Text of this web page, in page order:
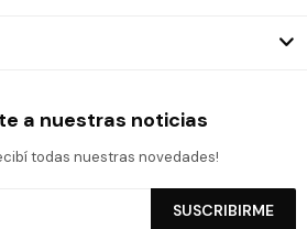
a nuestras noticias
todas nuestras novedades!
SUSCRIBIRME